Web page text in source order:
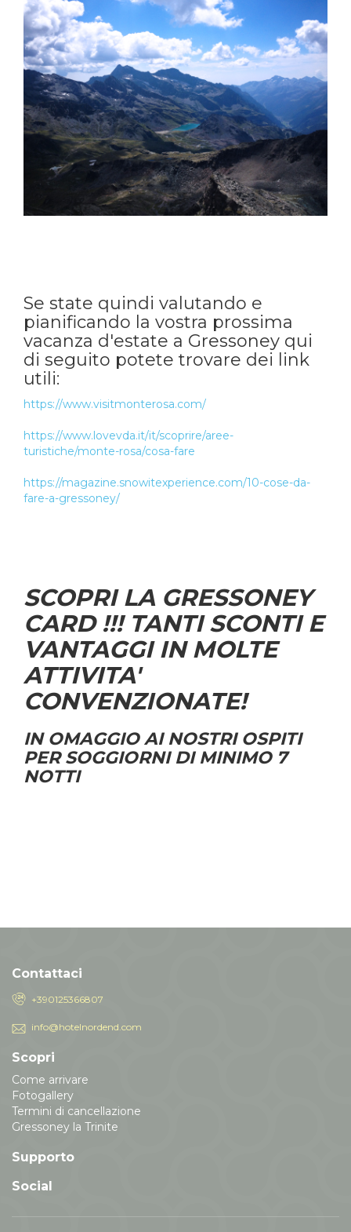
Se state quindi valutando e
pianificando la vostra prossima
vacanza d'estate a Gressoney qui
di seguito potete trovare dei link
utili:
https://www.visitmonterosa.com/
https://www.lovevda.it/it/scoprire/aree-
turistiche/monte-rosa/cosa-fare
https://magazine.snowitexperience.com/10-cose-da-
fare-a-gressoney/
SCOPRI LA GRESSONEY
CARD !!! TANTI SCONTI E
VANTAGGI IN MOLTE
ATTIVITA'
CONVENZIONATE!
IN OMAGGIO AI NOSTRI OSPITI
PER SOGGIORNI DI MINIMO 7
NOTTI
Contattaci
+390125366807
info@hotelnordend.com
Scopri
Come arrivare
Fotogallery
Termini di cancellazione
Gressoney la Trinite
Supporto
Social